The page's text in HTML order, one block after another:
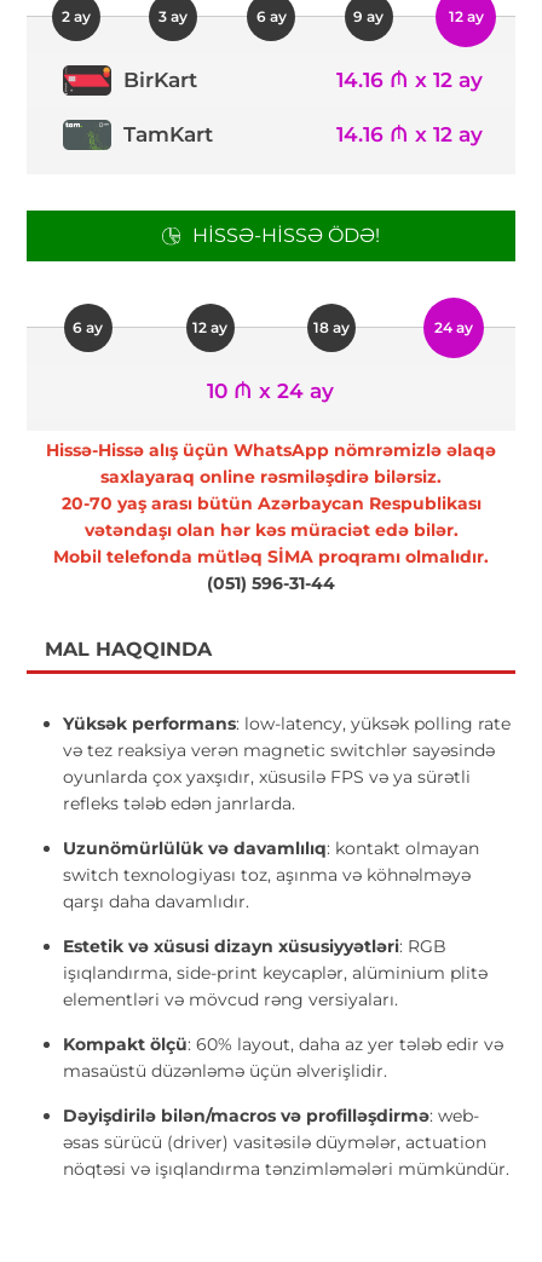
2 ay 3 ay 6 ay 9 ay 12 ay
BirKart 14.16 ₼ x 12 ay
TamKart 14.16 ₼ x 12 ay
HISSƏ-HISSƏ ÖDƏ!
6 ay 12 ay 18 ay 24 ay
10 ₼ x 24 ay
Hissə-Hissə alış üçün WhatsApp nömrəmizlə əlaqə
saxlayaraq online rəsmiləşdirə bilərsiz.
20-70 yaş arası bütün Azərbaycan Respublikası
vətəndaşı olan hər kəs müraciət edə bilər.
Mobil telefonda mütləq SİMA proqramı olmalıdır.
(051) 596-31-44
MAL HAQQINDA
Yüksək performans: low-latency, yüksək polling rate
və tez reaksiya verən magnetic switchlər sayəsində
oyunlarda çox yaxşıdır, xüsusilə FPS və ya sürətli
refleks tələb edən janrlarda.
Uzunömürlülük və davamlılıq: kontakt olmayan
switch texnologiyası toz, aşınma və köhnəlməyə
qarşı daha davamlıdır.
Estetik və xüsusi dizayn xüsusiyyətləri: RGB
işıqlandırma, side-print keycaplər, alüminium plitə
elementləri və mövcud rəng versiyaları.
Kompakt ölçü: 60% layout, daha az yer tələb edir və
masaüstü düzənləmə üçün əlverişlidir.
Dəyişdirilə bilən/macros və profilləşdirmə: web-
əsas sürücü (driver) vasitəsilə düymələr, actuation
nöqtəsi və işıqlandırma tənzimləmələri mümkündür.